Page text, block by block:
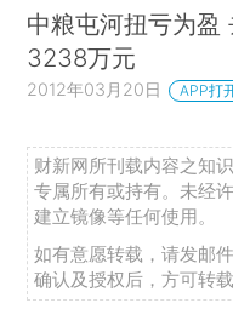
中粮屯河扭亏为盈
3238万元
2012年03月20日 APP打
财新网所刊载内容之知
专属所有或持有。未经
建立镜像等任何使用。
如有意愿转载，请发邮
确认及授权后，方可转载